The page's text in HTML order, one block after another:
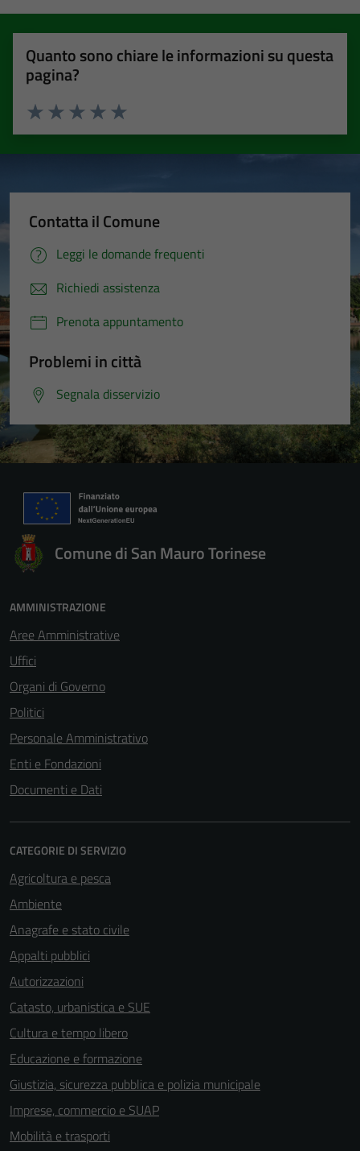
Quanto sono chiare le informazioni su questa
pagina?
Valuta 5 stelle su 5
Valuta 4 stelle su 5
Valuta 3 stelle su 5
Valuta 2 stelle su 5
Valuta 1 stelle su 5
Contatta il Comune
Leggi le domande frequenti
Richiedi assistenza
Prenota appuntamento
Problemi in città
Segnala disservizio
Comune di San Mauro Torinese
AMMINISTRAZIONE
Aree Amministrative
Uffici
Organi di Governo
Politici
Personale Amministrativo
Enti e Fondazioni
Documenti e Dati
CATEGORIE DI SERVIZIO
Agricoltura e pesca
Ambiente
Anagrafe e stato civile
Appalti pubblici
Autorizzazioni
Catasto, urbanistica e SUE
Cultura e tempo libero
Educazione e formazione
Giustizia, sicurezza pubblica e polizia municipale
Imprese, commercio e SUAP
Mobilità e trasporti